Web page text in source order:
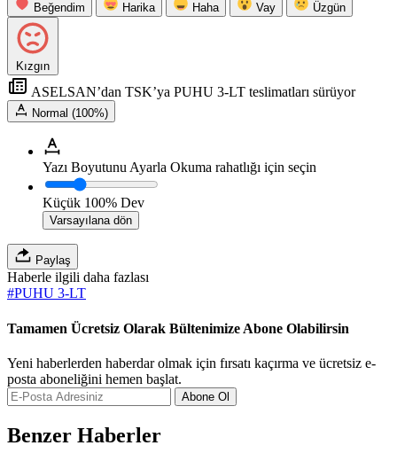
Beğendim Harika Haha Vay Üzgün
Kızgın
ASELSAN’dan TSK’ya PUHU 3-LT teslimatları sürüyor
Normal (100%)
Yazı Boyutunu Ayarla Okuma rahatlığı için seçin
Küçük 100% Dev
Varsayılana dön
Paylaş
Haberle ilgili daha fazlası
#PUHU 3-LT
Tamamen Ücretsiz Olarak Bültenimize Abone Olabilirsin
Yeni haberlerden haberdar olmak için fırsatı kaçırma ve ücretsiz e-
posta aboneliğini hemen başlat.
Abone Ol
Benzer Haberler